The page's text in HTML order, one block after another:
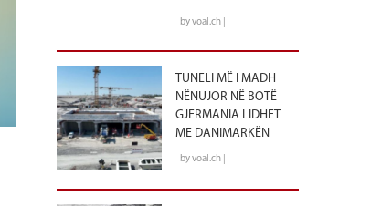
by voal.ch |
TUNELI MË I MADH
NËNUJOR NË BOTË
GJERMANIA LIDHET
ME DANIMARKËN
by voal.ch |